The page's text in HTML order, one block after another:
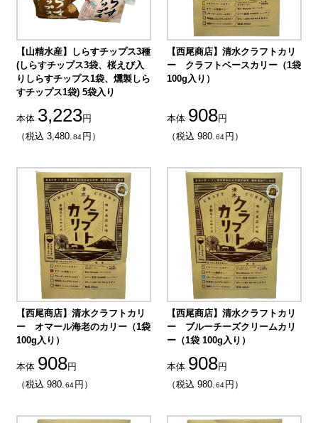
【山精水産】しらすチップス3種
(しらすチップス3袋、桜えび入
りしらすチップス1袋、燻製しら
すチップス1袋) 5袋入り
本体 3,223円
（税込 3,480.84 円）
【西尾商店】清水クラフトカリ
ー クラフトベースカリー（1袋
100g入り）
本体 908円
（税込 980.64 円）
【西尾商店】清水クラフトカリ
ー オマール海老のカリー（1袋
100g入り）
本体 908円
（税込 980.64 円）
【西尾商店】清水クラフトカリ
ー ブルーチーズクリームカリ
ー（1袋 100g入り）
本体 908円
（税込 980.64 円）